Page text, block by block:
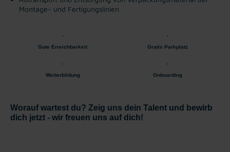
Montage- und Fertigungslinien
Gute Erreichbarkeit Gratis Parkplatz
Weiterbildung Onboarding
Worauf wartest du? Zeig uns dein Talent und bewirb
dich jetzt - wir freuen uns auf dich!